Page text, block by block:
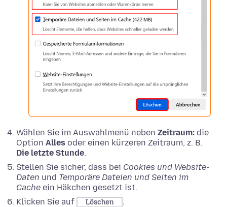
Wählen Sie im Auswahlmenü neben Zeitraum: die
Option Alles oder einen kürzeren Zeitraum, z. B.
Die letzte Stunde.
Stellen Sie sicher, dass bei Cookies und Website-
Daten und Temporäre Dateien und Seiten im
Cache ein Häkchen gesetzt ist.
Klicken Sie auf
Löschen .